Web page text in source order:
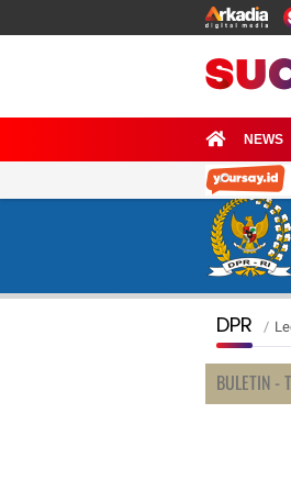
NEWS
DPR /
BULETIN -